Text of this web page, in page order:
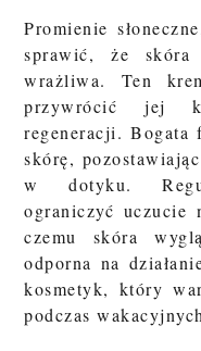
Promienie
sprawić, że
wrażliwa. Ten
przywrócić jej
regeneracji. Bogata
skórę,
w dotyku.
ograniczyć uczucie
czemu skóra
odporna na
kosmetyk, który
podczas